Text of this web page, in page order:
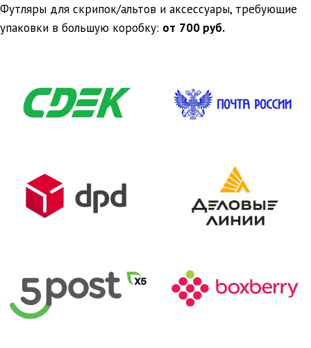
Футляры для скрипок/альтов и аксессуары, требующие
упаковки в большую коробку: от 700 руб.